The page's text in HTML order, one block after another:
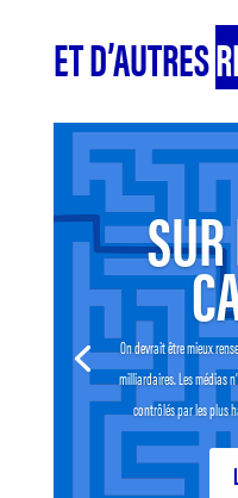
ET D’AUTRES
On devrait être mieux
milliardaires. Les médias
contrôlés par les plus